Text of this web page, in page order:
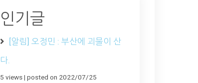
인기글
[알림] 오정민 : 부산에 괴물이 산
다.
5 views| posted on 2022/07/25